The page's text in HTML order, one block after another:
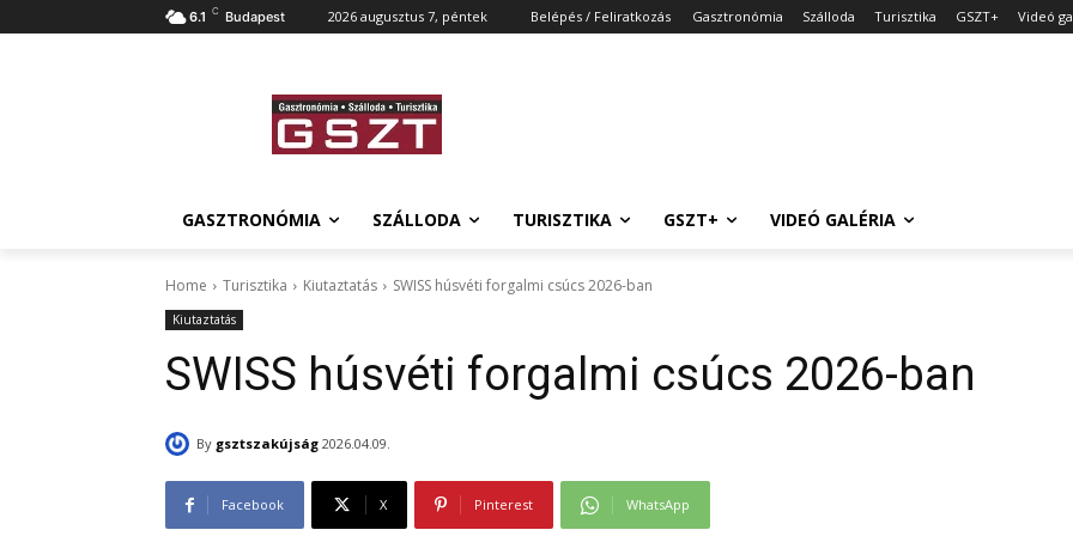
6.1 C Budapest 2026 augusztus 7, péntek Belépés / Feliratkozás Gasztronómia Szálloda Turisztika GSZT+ Videó
GASZTRONÓMIA SZÁLLODA TURISZTIKA GSZT+ VIDEÓ GALÉRIA
Home Turisztika Kiutaztatás SWISS húsvéti forgalmi csúcs 2026-ban
Kiutaztatás
SWISS húsvéti forgalmi csúcs 2026-ban
By gsztszakújság 2026.04.09.
Facebook X Pinterest WhatsApp